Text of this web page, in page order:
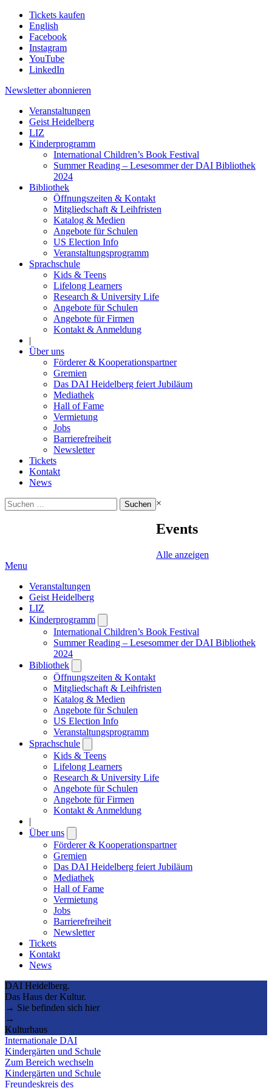
Tickets kaufen
English
Facebook
Instagram
YouTube
LinkedIn
Newsletter abonnieren
Veranstaltungen
Geist Heidelberg
LIZ
Kinderprogramm
International Children’s Book Festival
Summer Reading – Lesesommer der DAI Bibliothek
2024
Bibliothek
Öffnungszeiten & Kontakt
Mitgliedschaft & Leihfristen
Katalog & Medien
Angebote für Schulen
US Election Info
Veranstaltungsprogramm
Sprachschule
Kids & Teens
Lifelong Learners
Research & University Life
Angebote für Schulen
Angebote für Firmen
Kontakt & Anmeldung
|
Über uns
Förderer & Kooperationspartner
Gremien
Das DAI Heidelberg feiert Jubiläum
Mediathek
Hall of Fame
Vermietung
Jobs
Barrierefreiheit
Newsletter
Tickets
Kontakt
News
Suchen
nach:
×
Events
Alle anzeigen
Menu
Veranstaltungen
Geist Heidelberg
LIZ
Kinderprogramm
submenu
International Children’s Book Festival
Summer Reading – Lesesommer der DAI Bibliothek
2024
Bibliothek
submenu
Öffnungszeiten & Kontakt
Mitgliedschaft & Leihfristen
Katalog & Medien
Angebote für Schulen
US Election Info
Veranstaltungsprogramm
Sprachschule
submenu
Kids & Teens
Lifelong Learners
Research & University Life
Angebote für Schulen
Angebote für Firmen
Kontakt & Anmeldung
|
Über uns
submenu
Förderer & Kooperationspartner
Gremien
Das DAI Heidelberg feiert Jubiläum
Mediathek
Hall of Fame
Vermietung
Jobs
Barrierefreiheit
Newsletter
Tickets
Kontakt
News
DAI Heidelberg.
Das Haus der Kultur.
→ Sie befinden sich hier
→
Kulturhaus
Internationale DAI
Kindergärten und Schule
Zum Bereich wechseln
Kindergärten und Schule
Freundeskreis des